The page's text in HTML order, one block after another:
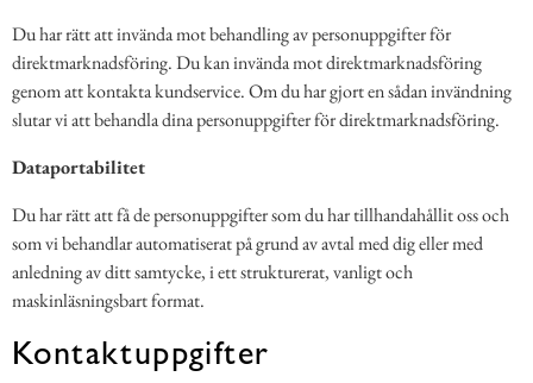
Du har rätt att invända mot behandling av personuppgifter för
direktmarknadsföring. Du kan invända mot direktmarknadsföring
genom att kontakta kundservice. Om du har gjort en sådan invändning
slutar vi att behandla dina personuppgifter för direktmarknadsföring.
Dataportabilitet
Du har rätt att få de personuppgifter som du har tillhandahållit oss och
som vi behandlar automatiserat på grund av avtal med dig eller med
anledning av ditt samtycke, i ett strukturerat, vanligt och
maskinläsningsbart format.
Kontaktuppgifter